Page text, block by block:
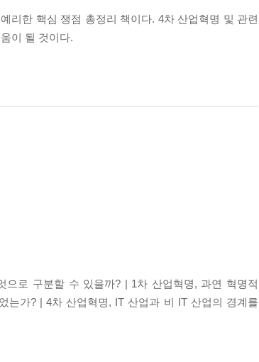
리한 핵심 쟁점 총정리 책이다. 4차 산업혁명 및 관련
이 될 것이다.
로 구분할 수 있을까? | 1차 산업혁명, 과연 혁명적
는가? | 4차 산업혁명, IT 산업과 비 IT 산업의 경계를